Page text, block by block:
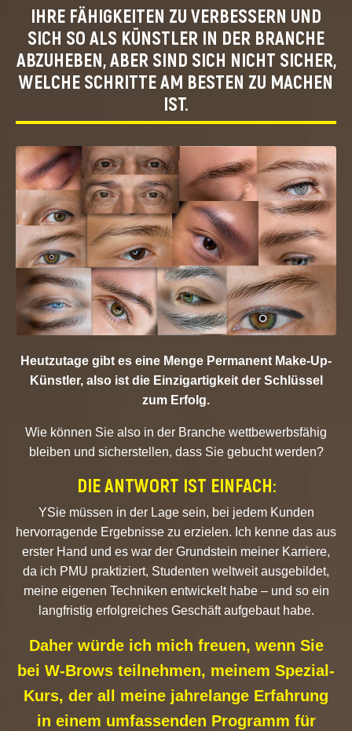
IHRE FÄHIGKEITEN ZU VERBESSERN UND
SICH SO ALS KÜNSTLER IN DER BRANCHE
ABZUHEBEN, ABER SIND SICH NICHT SICHER,
WELCHE SCHRITTE AM BESTEN ZU MACHEN
IST.
Heutzutage gibt es eine Menge Permanent Make-Up-
Künstler, also ist die Einzigartigkeit der Schlüssel
zum Erfolg.
Wie können Sie also in der Branche wettbewerbsfähig
bleiben und sicherstellen, dass Sie gebucht werden?
DIE ANTWORT IST EINFACH:
YSie müssen in der Lage sein, bei jedem Kunden
hervorragende Ergebnisse zu erzielen. Ich kenne das aus
erster Hand und es war der Grundstein meiner Karriere,
da ich PMU praktiziert, Studenten weltweit ausgebildet,
meine eigenen Techniken entwickelt habe – und so ein
langfristig erfolgreiches Geschäft aufgebaut habe.
Daher würde ich mich freuen, wenn Sie
bei W-Brows teilnehmen, meinem Spezial-
Kurs, der all meine jahrelange Erfahrung
in einem umfassenden Programm für